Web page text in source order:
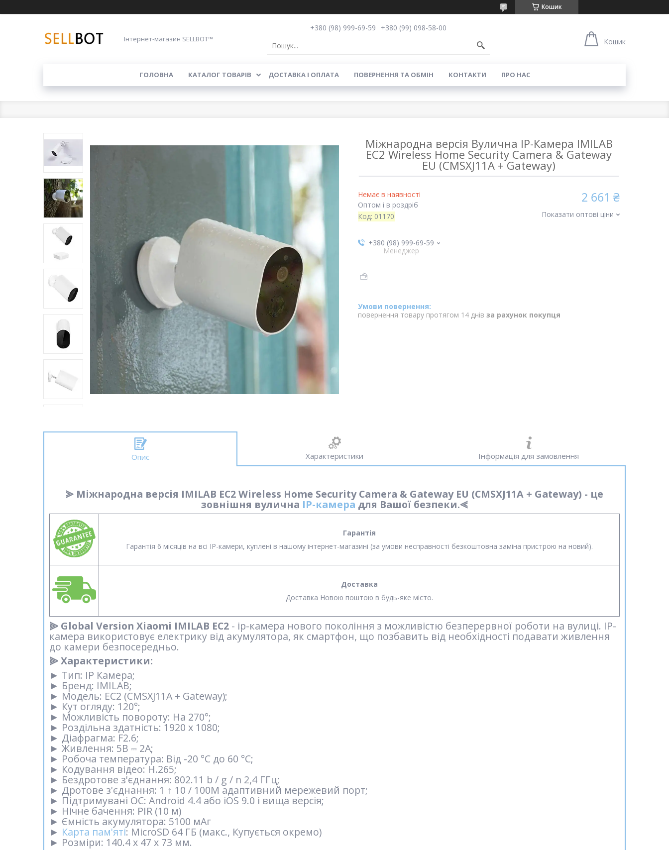
Кошик
Інтернет-магазин SELLBOT™
+380 (98) 999-69-59
+380 (99) 098-58-00
Кошик
ГОЛОВНА КАТАЛОГ ТОВАРІВ ДОСТАВКА І ОПЛАТА ПОВЕРНЕННЯ ТА ОБМІН КОНТАКТИ ПРО НАС
Міжнародна версія Вулична IP-Камера IMILAB
EC2 Wireless Home Security Camera & Gateway
EU (CMSXJ11A + Gateway)
Немає в наявності
Оптом і в роздріб
Код: 01170
2 661 ₴
Показати оптові ціни
+380 (98) 999-69-59
Менеджер
повернення товару протягом 14 днів за рахунок покупця
Опис Характеристики Інформація для замовлення
⪢ Міжнародна версія IMILAB EC2 Wireless Home Security Camera & Gateway EU (CMSXJ11A + Gateway) - це
зовнішня вулична IP-камера для Вашої безпеки.⪡
Гарантія
Гарантія 6 місяців на всі IP-камери, куплені в нашому інтернет-магазині (за умови несправності безкоштовна заміна пристрою на новий).
Доставка
Доставка Новою поштою в будь-яке місто.
⫸ Global Version Xiaomi IMILAB EC2 - ip-камера нового покоління з можливістю безперервної роботи на вулиці. IP-
камера використовує електрику від акумулятора, як смартфон, що позбавить від необхідності подавати живлення
до камери безпосередньо.
⫸ Характеристики:
► Тип: IP Камера;
► Бренд: IMILAB;
► Модель: EC2 (CMSXJ11A + Gateway);
► Кут огляду: 120°;
► Можливість повороту: На 270°;
► Роздільна здатність: 1920 х 1080;
► Діафрагма: F2.6;
► Живлення: 5В ⎓ 2А;
► Робоча температура: Від -20 °C до 60 °C;
► Кодування відео: H.265;
► Бездротове з'єднання: 802.11 b / g / n 2,4 ГГц;
► Дротове з'єднання: 1 ↑ 10 / 100M адаптивний мережевий порт;
► Підтримувані ОС: Android 4.4 або iOS 9.0 і вища версія;
► Нічне бачення: PIR (10 м)
► Ємність акумулятора: 5100 мАг
► Карта пам'яті: MicroSD 64 ГБ (макс., Купується окремо)
► Розміри: 140.4 х 47 х 73 мм.